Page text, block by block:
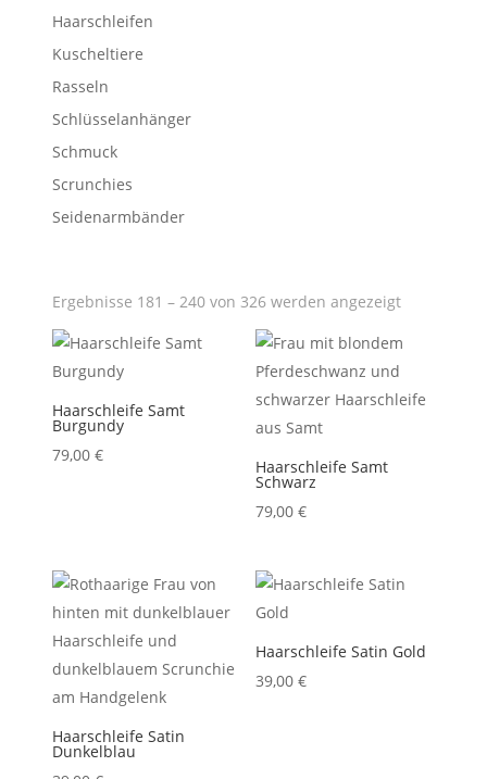
Haarschleifen
Kuscheltiere
Rasseln
Schlüsselanhänger
Schmuck
Scrunchies
Seidenarmbänder
Ergebnisse 181 – 240 von 326 werden angezeigt
Haarschleife Samt
Burgundy
79,00€
Haarschleife Samt
Schwarz
79,00 €
Haarschleife Satin
Dunkelblau
Haarschleife Satin Gold
39,00 €